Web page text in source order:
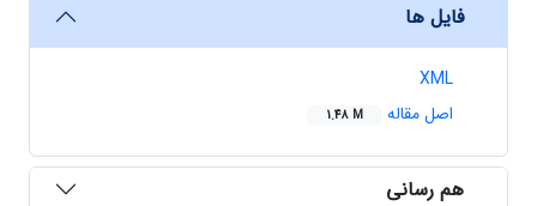
فایل ها
XML
اصل مقاله
1.48 M
هم رسانی